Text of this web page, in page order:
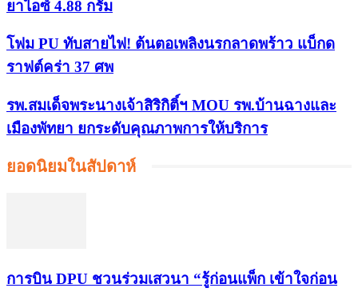
ยาไอซ์ 4.88 กรัม
โฟม PU ทับสายไฟ! ต้นตอเพลิงนรกลาดพร้าว แบ็กด
ราฟต์คร่า 37 ศพ
รพ.สมเด็จพระนางเจ้าสิริกิติ์ฯ MOU รพ.บ้านฉางและ
เมืองพัทยา ยกระดับคุณภาพการให้บริการ
ยอดนิยมในสัปดาห์
การบิน DPU ชวนร่วมเสวนา “รู้ก่อนแพ็ก เข้าใจก่อน